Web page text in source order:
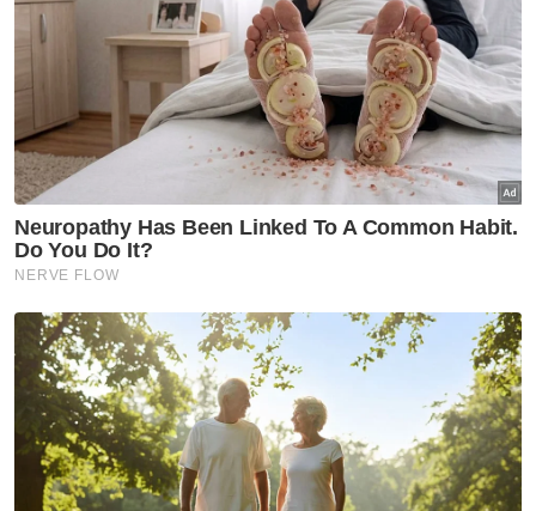
Bayi dibuang dalam sungai,
hospital dan klinik swasta akan
diperiksa